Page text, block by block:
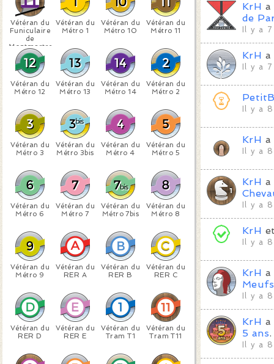
Vétéran du
Funiculaire
de
Montmartre
Vétéran du
Métro 1
Vétéran du
Métro 10
Vétéran du
Métro 11
Vétéran du
Métro 12
Vétéran du
Métro 13
Vétéran du
Métro 14
Vétéran du
Métro 2
Vétéran du
Métro 3
Vétéran du
Métro 3bis
Vétéran du
Métro 4
Vétéran du
Métro 5
Vétéran du
Métro 6
Vétéran du
Métro 7
Vétéran du
Métro 7bis
Vétéran du
Métro 8
Vétéran du
Métro 9
Vétéran du
RER A
Vétéran du
RER B
Vétéran du
RER C
Vétéran du
RER D
Vétéran du
RER E
Vétéran du
Tram T1
Vétéran du
Tram T11
KrH a
de
Il y a
KrH a
Il y a
Il y a
KrH a
Il y a
KrH a
Il y a
KrH
Il y a
KrH a
Meufs
Il y a
KrH a
5 ans.
Il y a